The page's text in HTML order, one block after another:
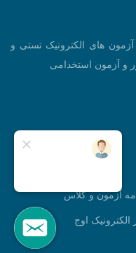
آزمون های الکترونیک تستی و
و آزمون استخدامی
آزمون و کلاس
الکترونیک اوج